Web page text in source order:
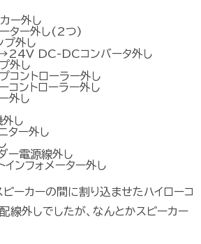
ー外し
ター外し(2つ)
外し
DC-DCコンバータ外し
外し
コントローラー外し
コントローラー外し
外し
外し
ター外し
ー電源線外し
インフォメーター外し
ーカーの間に割り込ませたハイローコ
線外しでしたが、なんとかスピーカー